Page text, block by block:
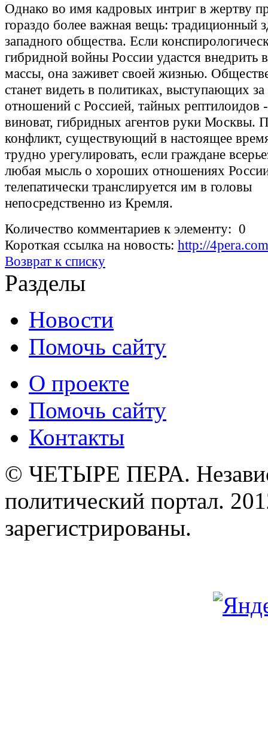
Однако во имя кадровых интриг в жертву
гораздо более важная вещь: традиционный
западного общества. Если
гибридной войны России удастся внедрить
массы, она заживет своей жизнью.
станет видеть в политиках, выступающих
отношений с Россией, тайных рептилоидов
виноват, гибридных агентов руки Москвы.
конфликт, существующий в настоящее
трудно урегулировать, если граждане
любая мысль о хороших отношениях
телепатически транслируется им в головы
непосредственно из Кремля.
Количество комментариев к элементу: 0
Короткая ссылка на новость: http://
Возврат к списку
Разделы
Новости
Помочь сайту
О проекте
Помочь сайту
Контакты
© ЧЕТЫРЕ ПЕРА.
политический портал.
зарегистрированы.